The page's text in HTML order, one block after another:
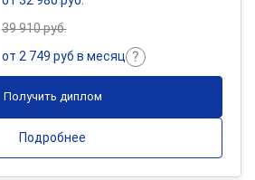
39 910 руб.
от 2 749 руб в месяц
Получить диплом
Подробнее